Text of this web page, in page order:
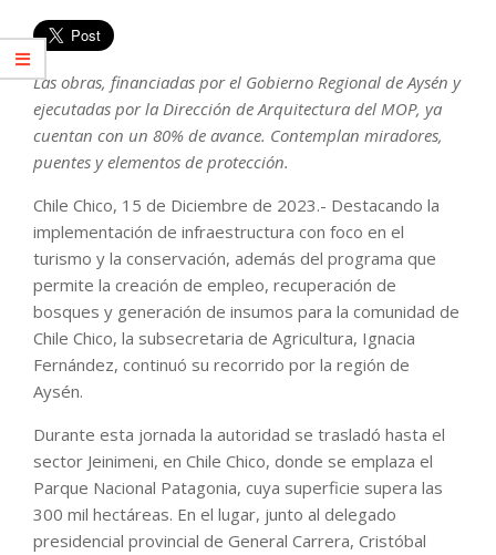
Las obras, financiadas por el Gobierno Regional de Aysén y
ejecutadas por la Dirección de Arquitectura del MOP, ya
cuentan con un 80% de avance. Contemplan miradores,
puentes y elementos de protección.
Chile Chico, 15 de Diciembre de 2023.- Destacando la
implementación de infraestructura con foco en el
turismo y la conservación, además del programa que
permite la creación de empleo, recuperación de
bosques y generación de insumos para la comunidad de
Chile Chico, la subsecretaria de Agricultura, Ignacia
Fernández, continuó su recorrido por la región de
Aysén.
Durante esta jornada la autoridad se trasladó hasta el
sector Jeinimeni, en Chile Chico, donde se emplaza el
Parque Nacional Patagonia, cuya superficie supera las
300 mil hectáreas. En el lugar, junto al delegado
presidencial provincial de General Carrera, Cristóbal